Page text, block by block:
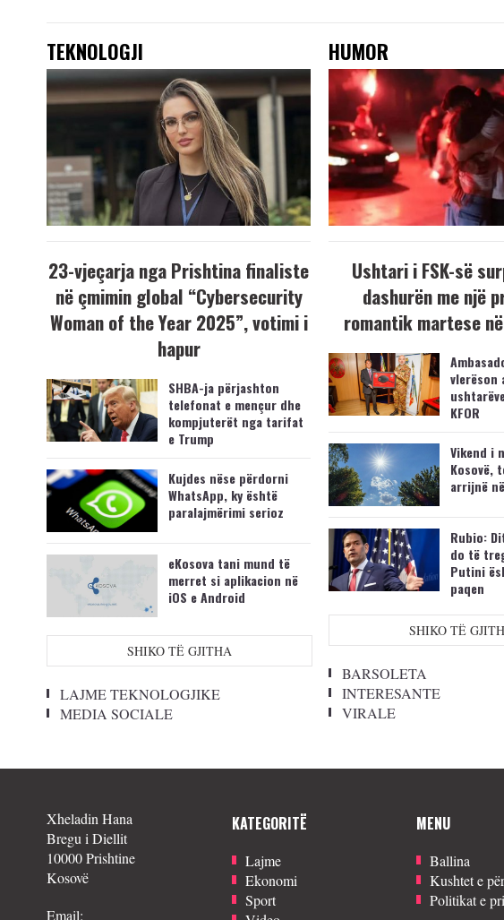
TEKNOLOGJI
23-vjeçarja nga Prishtina finaliste
në çmimin global “Cybersecurity
Woman of the Year 2025”, votimi i
hapur
SHBA-ja përjashton
telefonat e mençur dhe
kompjuterët nga tarifat
e Trump
Kujdes nëse përdorni
WhatsApp, ky është
paralajmërimi serioz
eKosova tani mund të
merret si aplikacion në
iOS e Android
SHIKO TË GJITHA
LAJME TEKNOLOGJIKE
MEDIA SOCIALE
HUMOR
Ushtari i FSK-së
dashurën me një
romantik martese
vlerëson
KFOR
Vikend i
Kosovë,
arrijnë
Rubio:
do të
Putini
paqen
SHIKO TË
BARSOLETA
INTERESANTE
VIRALE
Xheladin Hana
Bregu i Diellit
10000 Prishtine
Kosovë
Email:
KATEGORITË
Lajme
Ekonomi
Sport
MENU
Ballina
Kushtet e
Politikat e